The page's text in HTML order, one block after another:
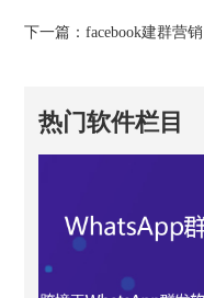
下一篇：facebook建群营销
热门软件栏目